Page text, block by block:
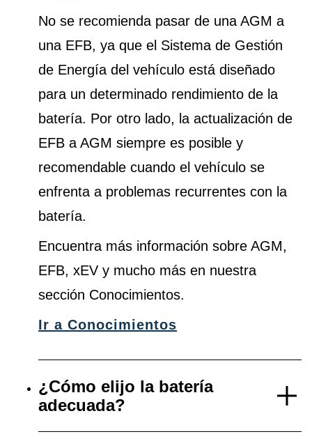
No se recomienda pasar de una AGM a
una EFB, ya que el Sistema de Gestión
de Energía del vehículo está diseñado
para un determinado rendimiento de la
batería. Por otro lado, la actualización de
EFB a AGM siempre es posible y
recomendable cuando el vehículo se
enfrenta a problemas recurrentes con la
batería.
Encuentra más información sobre AGM,
EFB, xEV y mucho más en nuestra
sección Conocimientos.
Ir a Conocimientos
¿Cómo elijo la batería
adecuada?